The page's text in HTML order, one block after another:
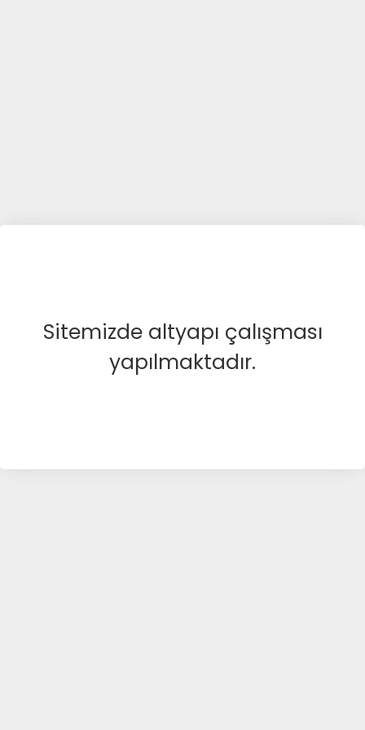
Sitemizde altyapı çalışması
yapılmaktadır.